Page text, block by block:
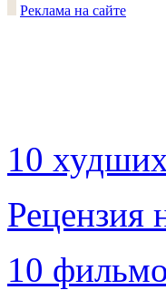
Реклама на сайте
10
10